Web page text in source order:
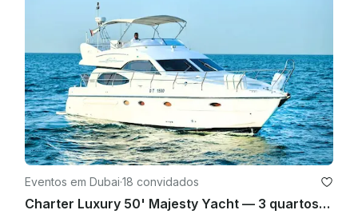
Eventos em Dubai·18 convidados
Charter Luxury 50' Majesty Yacht — 3 quartos, até 18 hóspedes na Marina de Dubai